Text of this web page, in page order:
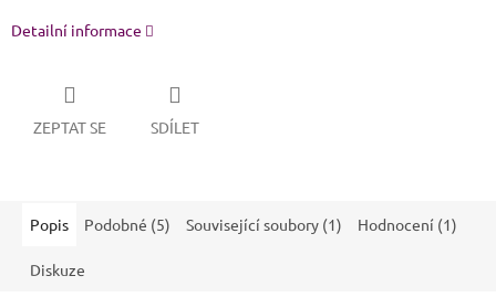
Detailní informace
ZEPTAT SE SDÍLET
Popis Podobné (5) Související soubory (1) Hodnocení (1)
Diskuze